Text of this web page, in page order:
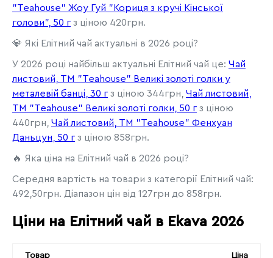
"Teahouse" Жоу Гуй "Кориця з кручі Кінської
голови", 50 г з ціною 420грн.
💎 Які Елітний чай актуальні в 2026 році?
У 2026 році найбільш актуальні Елітний чай це: Чай
листовий, ТМ "Teahouse" Великі золоті голки у
металевій банці, 30 г з ціною 344грн, Чай листовий,
ТМ "Teahouse" Великі золоті голки, 50 г з ціною
440грн, Чай листовий, ТМ "Teahouse" Фенхуан
Даньцун, 50 г з ціною 858грн.
🔥 Яка ціна на Елітний чай в 2026 році?
Середня вартість на товари з категорії Елітний чай:
492,50грн. Діапазон цін від 127грн до 858грн.
Ціни на Елітний чай в Ekava 2026
Товар Ціна